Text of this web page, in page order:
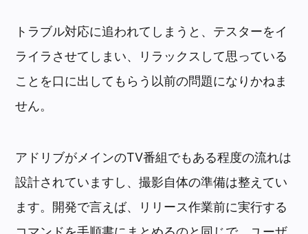
トラブル対応に追われてしまうと、テスターをイ
ライラさせてしまい、リラックスして思っている
ことを口に出してもらう以前の問題になりかねま
せん。
アドリブがメインのTV番組でもある程度の流れは
設計されていますし、撮影自体の準備は整えてい
ます。開発で言えば、リリース作業前に実行する